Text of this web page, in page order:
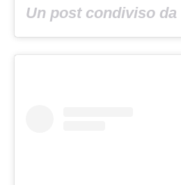
Un post condiviso da